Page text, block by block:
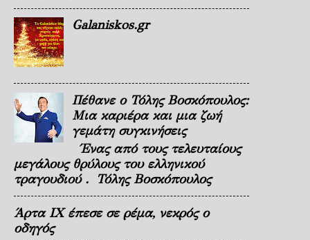
Galaniskos.gr
Πέθανε ο Τόλης Βοσκόπουλος:
Μια καριέρα και μια ζωή
γεμάτη συγκινήσεις
Ένας από τους τελευταίους
μεγάλους θρύλους του ελληνικού
τραγουδιού . Τόλης Βοσκόπουλος
Άρτα ΙΧ έπεσε σε ρέμα, νεκρός ο
οδηγός